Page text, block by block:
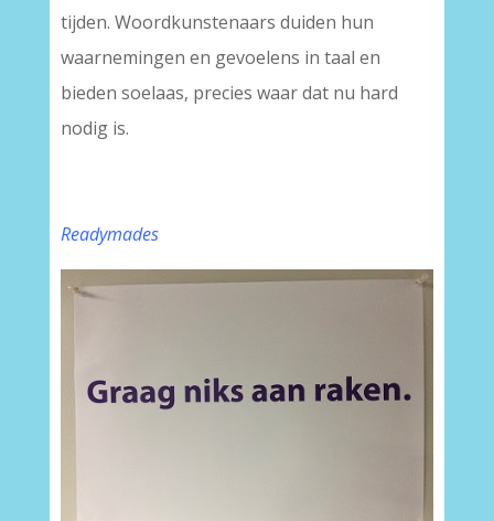
tijden. Woordkunstenaars duiden hun
waarnemingen en gevoelens in taal en
bieden soelaas, precies waar dat nu hard
nodig is.
Readymades